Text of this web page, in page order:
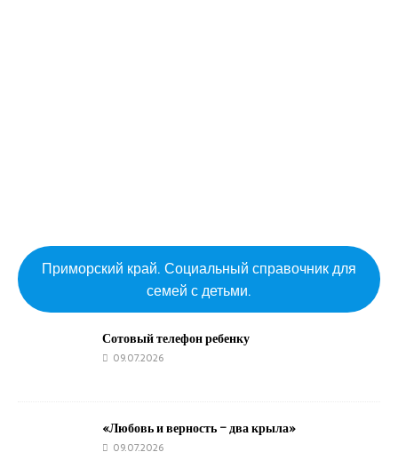
Приморский край. Социальный справочник для
семей с детьми.
Сотовый телефон ребенку
09.07.2026
«Любовь и верность – два крыла»
09.07.2026